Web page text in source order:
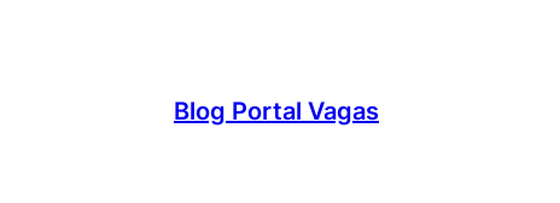
Blog Portal Vagas